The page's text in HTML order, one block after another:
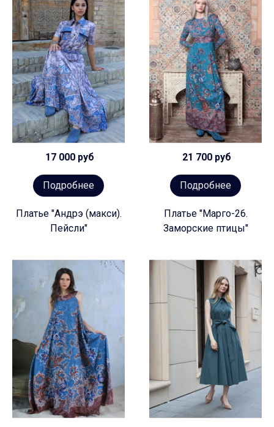
17 000 руб
Подробнее
Платье "Андрэ (макси).
Пейсли"
21 700 руб
Подробнее
Платье "Марго-26.
Заморские птицы"